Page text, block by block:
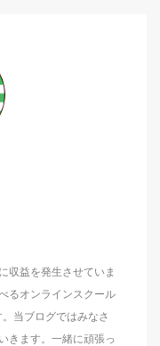
収益を発生させていま
るオンラインスクール
当ブログではみなさ
きます。一緒に頑張っ